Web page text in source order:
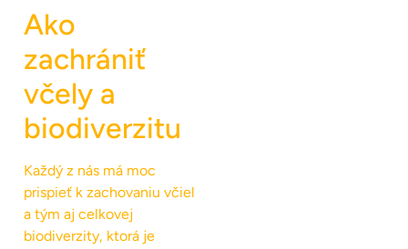
Ako
zachrániť
včely a
biodiverzitu
Každý z nás má moc
prispieť k zachovaniu včiel
a tým aj celkovej
biodiverzity, ktorá je